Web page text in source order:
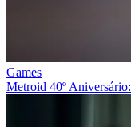
Games
Metroid 40º